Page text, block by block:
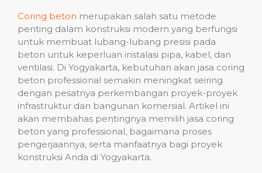
Coring beton merupakan salah satu metode
penting dalam konstruksi modern yang berfungsi
untuk membuat lubang-lubang presisi pada
beton untuk keperluan instalasi pipa, kabel, dan
ventilasi. Di Yogyakarta, kebutuhan akan jasa coring
beton professional semakin meningkat seiring
dengan pesatnya perkembangan proyek-proyek
infrastruktur dan bangunan komersial. Artikel ini
akan membahas pentingnya memilih jasa coring
beton yang professional, bagaimana proses
pengerjaannya, serta manfaatnya bagi proyek
konstruksi Anda di Yogyakarta.